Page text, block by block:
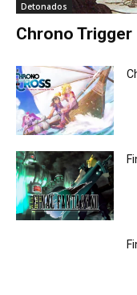
Detonados
Chrono